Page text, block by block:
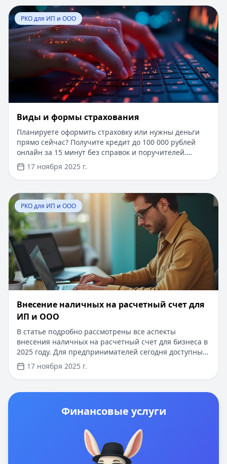
обслуживания расчетного счета бесплатно при
оформлении кредита. Успейте воспользоваться
выгодными условиями прямо сейчас.
Перейти к статье: ​Виды и формы страхования
РКО для ИП и ООО
​Виды и формы страхования
Планируете оформить страховку или нужны деньги
прямо сейчас? Получите кредит до 100 000 рублей
онлайн за 15 минут без справок и поручителей.
Одобрение 98%, первый займ под 0%, нужен только
паспорт. А пока познакомьтесь с актуальным обзором
страховых продуктов 2025 года и узнайте, как
защитить себя и свое имущество.
17 ноября 2025 г.
Перейти к статье: Внесение наличных на расчетный
РКО для ИП и ООО
Внесение наличных на расчетный счет для
ИП и ООО
В статье подробно рассмотрены все аспекты
внесения наличных на расчетный счет для бизнеса в
2025 году. Для предпринимателей сегодня доступны
быстрые кредиты до 5 млн рублей без залога, с
одобрением за 10 минут. Новым клиентам -
специальные условия: первые 7 дней без процентов,
оформление онлайн по двум документам. Наши
финансовое решение для вашего бизнеса.
17 ноября 2025 г.
Финансовые услуги